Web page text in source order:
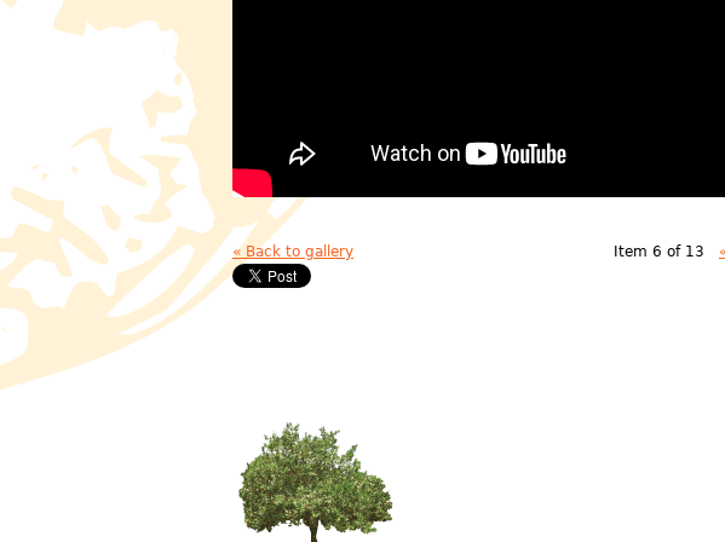
« Back to gallery Item 6 of 13